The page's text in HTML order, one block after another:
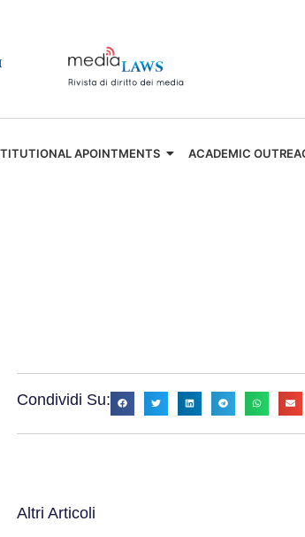
APOINTMENTS ACADEMIC
Condividi Su:
Altri Articoli